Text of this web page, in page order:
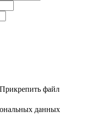
Прикрепить файл
данных